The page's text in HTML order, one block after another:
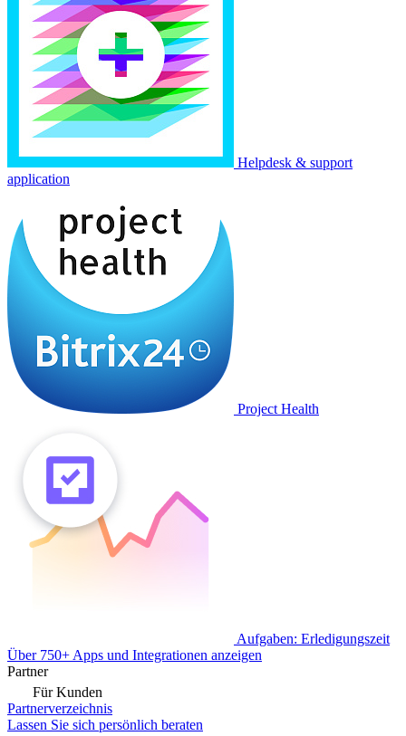
Helpdesk & support
application
Project Health
Aufgaben: Erledigungszeit
Über 750+ Apps und Integrationen anzeigen
Partner
Für Kunden
Partnerverzeichnis
Lassen Sie sich persönlich beraten